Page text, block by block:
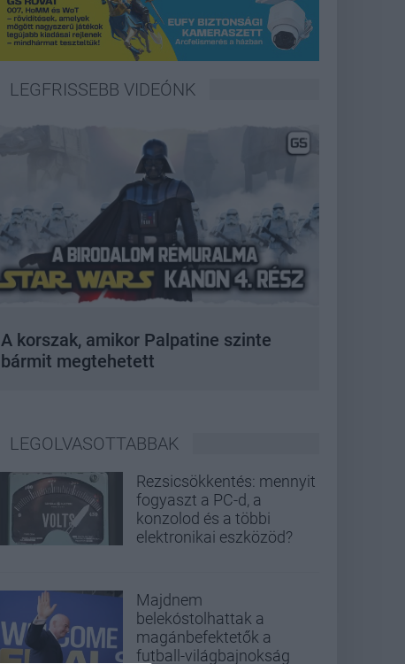
LEGFRISSEBB VIDEÓNK
A korszak, amikor Palpatine szinte
bármit megtehetett
LEGOLVASOTTABBAK
Rezsicsökkentés: mennyit
fogyaszt a PC-d, a
konzolod és a többi
elektronikai eszközöd?
Majdnem
belekóstolhattak a
magánbefektetők a
futball-világbajnokság